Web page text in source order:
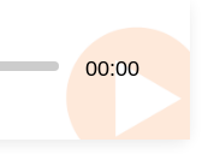
00:00